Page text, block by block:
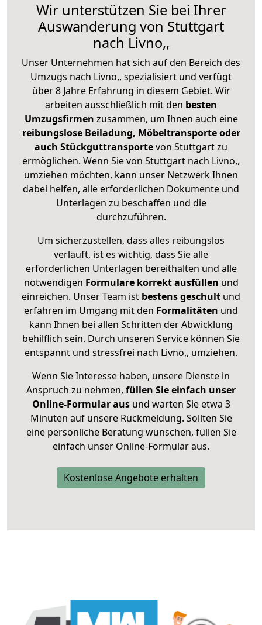
Wir unterstützen Sie bei Ihrer
Auswanderung von Stuttgart
nach Livno,,
Unser Unternehmen hat sich auf den Bereich des
Umzugs nach Livno,, spezialisiert und verfügt
über 8 Jahre Erfahrung in diesem Gebiet. Wir
arbeiten ausschließlich mit den besten
Umzugsfirmen zusammen, um Ihnen auch eine
reibungslose Beiladung, Möbeltransporte oder
auch Stückguttransportevon Stuttgart zu
ermöglichen. Wenn Sie von Stuttgart nach Livno,,
umziehen möchten, kann unser Netzwerk Ihnen
dabei helfen, alle erforderlichen Dokumente und
Unterlagen zu beschaffen und die
durchzuführen.
Um sicherzustellen, dass alles reibungslos
verläuft, ist es wichtig, dass Sie alle
erforderlichen Unterlagen bereithalten und alle
notwendigen Formulare korrekt ausfüllen und
einreichen. Unser Team ist bestens geschult und
erfahren im Umgang mit den Formalitäten und
kann Ihnen bei allen Schritten der Abwicklung
behilflich sein. Durch unseren Service können Sie
entspannt und stressfrei nach Livno,, umziehen.
Wenn Sie Interesse haben, unsere Dienste in
Anspruch zu nehmen, füllen Sie einfach unser
Online-Formular ausund warten Sie etwa 3
Minuten auf unsere Rückmeldung. Sollten Sie
eine persönliche Beratung wünschen, füllen Sie
einfach unser Online-Formular aus.
Kostenlose Angebote erhalten